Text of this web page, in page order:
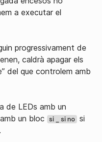
a executar el
progressivament de
caldrà apagar els
del que controlem amb
de LEDs amb un
un bloc si _ si no si